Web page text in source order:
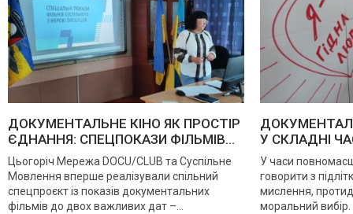
ДОКУМЕНТАЛЬНЕ КІНО ЯК ПРОСТІР
ЄДНАННЯ: СПЕЦПОКАЗИ ФІЛЬМІВ...
Цьогоріч Мережа DOCU/CLUB та Суспільне
Мовлення вперше реалізували спільний
спецпроєкт із показів документальних
фільмів до двох важливих дат –...
У СКЛАДНІ
У часи
говорити з
мислення,
моральний